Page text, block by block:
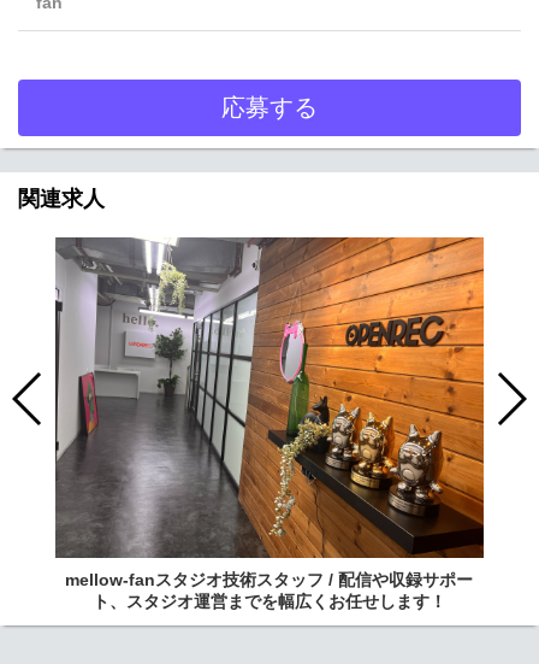
応募する
関連求人
mellow-fanスタジオ技術スタッフ / 配信や収録サポー
ト、スタジオ運営までを幅広くお任せします！